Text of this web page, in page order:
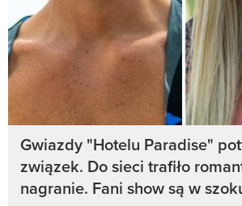
Gwiazdy "Hotelu Paradise"
związek. Do sieci trafiło
nagranie. Fani show są w